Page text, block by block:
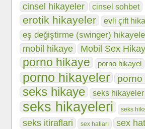
cinsel hikayeler cinsel sohbet
erotik hikayeler evli çift
eş değiştirme (swinger)
mobil hikaye Mobil Sex
porno hikaye porno hikayel
porno hikayeler porno
seks hikaye seks hikayeler
seks hikayeleri seks
seks itiraflari sex hatları sex